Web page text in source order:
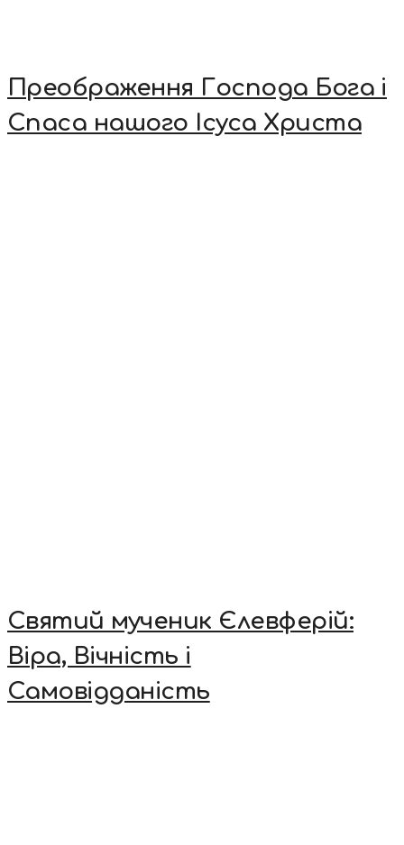
Преображення Господа Бога і
Спаса нашого Ісуса Христа
Святий мученик Єлевферій:
Віра, Вічність і
Самовідданість